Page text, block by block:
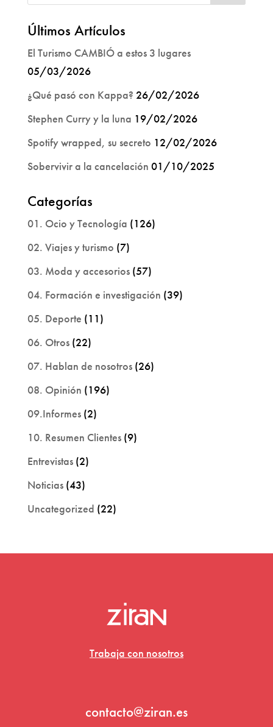
Últimos Artículos
El Turismo CAMBIÓ a estos 3 lugares
05/03/2026
¿Qué pasó con Kappa? 26/02/2026
Stephen Curry y la luna 19/02/2026
Spotify wrapped, su secreto 12/02/2026
Sobervivir a la cancelación 01/10/2025
Categorías
01. Ocio y Tecnología (126)
02. Viajes y turismo (7)
03. Moda y accesorios(57)
04. Formación e investigación (39)
05. Deporte (11)
06. Otros(22)
07. Hablan de nosotros(26)
08. Opinión (196)
09.Informes(2)
10. Resumen Clientes(9)
Entrevistas(2)
Noticias(43)
Uncategorized (22)
Trabaja con nosotros
contacto@ziran.es